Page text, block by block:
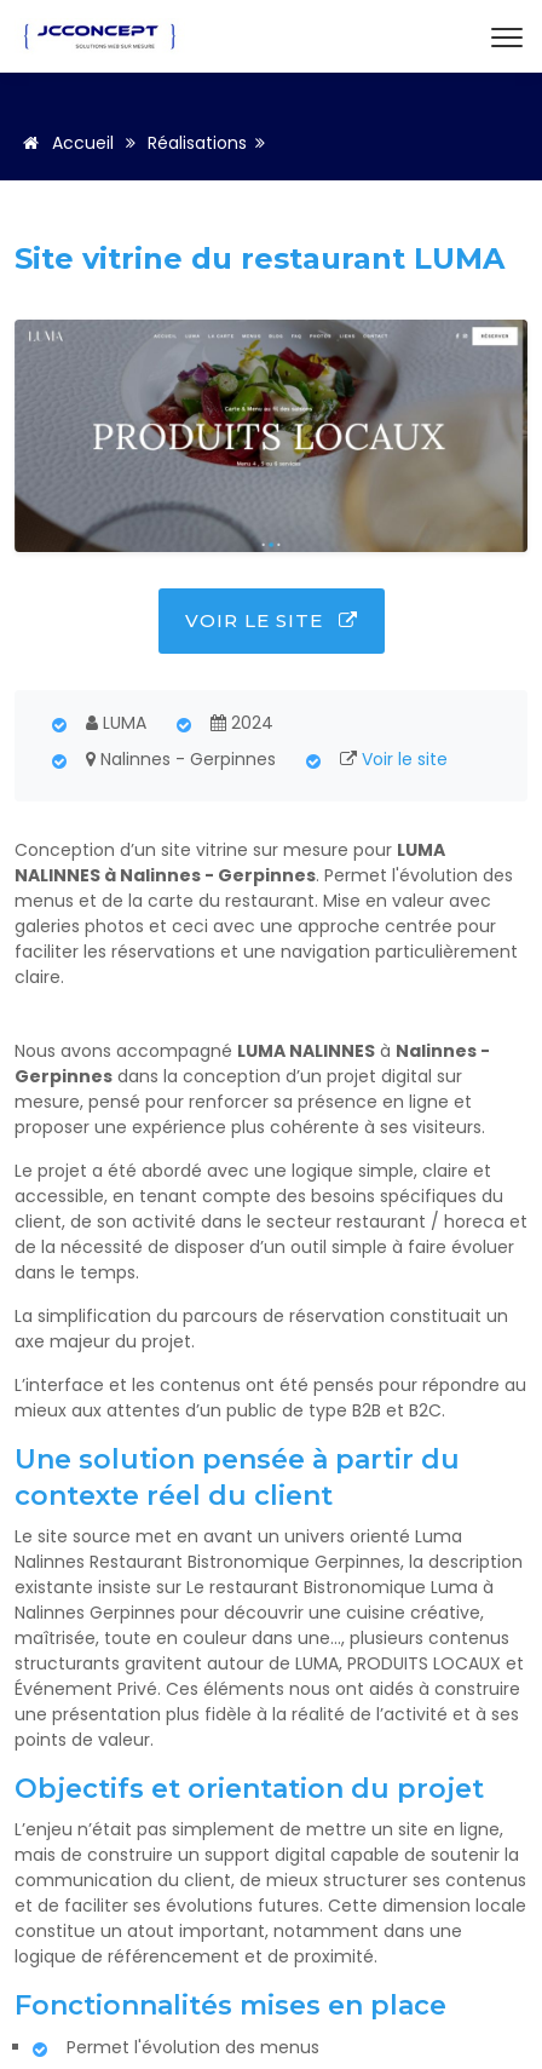
Accueil Réalisations
Site vitrine du restaurant LUMA
VOIR LE SITE
LUMA
2024
Nalinnes - Gerpinnes
Voir le site
Conception d’un site vitrine sur mesure pour LUMA
NALINNES à Nalinnes - Gerpinnes. Permet l'évolution des
menus et de la carte du restaurant. Mise en valeur avec
galeries photos et ceci avec une approche centrée pour
faciliter les réservations et une navigation particulièrement
claire.
Nous avons accompagné LUMA NALINNES à Nalinnes -
Gerpinnes dans la conception d’un projet digital sur
mesure, pensé pour renforcer sa présence en ligne et
proposer une expérience plus cohérente à ses visiteurs.
Le projet a été abordé avec une logique simple, claire et
accessible, en tenant compte des besoins spécifiques du
client, de son activité dans le secteur restaurant / horeca et
de la nécessité de disposer d’un outil simple à faire évoluer
dans le temps.
La simplification du parcours de réservation constituait un
axe majeur du projet.
L’interface et les contenus ont été pensés pour répondre au
mieux aux attentes d’un public de type B2B et B2C.
Une solution pensée à partir du
contexte réel du client
Le site source met en avant un univers orienté Luma
Nalinnes Restaurant Bistronomique Gerpinnes, la description
existante insiste sur Le restaurant Bistronomique Luma à
Nalinnes Gerpinnes pour découvrir une cuisine créative,
maîtrisée, toute en couleur dans une..., plusieurs contenus
structurants gravitent autour de LUMA, PRODUITS LOCAUX et
Événement Privé. Ces éléments nous ont aidés à construire
une présentation plus fidèle à la réalité de l’activité et à ses
points de valeur.
Objectifs et orientation du projet
L’enjeu n’était pas simplement de mettre un site en ligne,
mais de construire un support digital capable de soutenir la
communication du client, de mieux structurer ses contenus
et de faciliter ses évolutions futures. Cette dimension locale
constitue un atout important, notamment dans une
logique de référencement et de proximité.
Fonctionnalités mises en place
Permet l'évolution des menus